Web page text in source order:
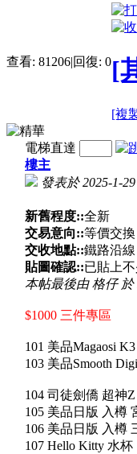
查看: 81206|回復: 0[
[複
電梯直達
樓主
發表於 2025-1-
新舊程度::全新
交易意向::等價交換
交收地點::鐵路沿線
貼圖確認::已貼上
本帖最後由 格仔 於
$1000 三件專區
101 美品Magaosi
103 美品Smooth
104 司徒劍僑 超神
105 美品日版 入樽
106 美品日版 入樽
107 Hello Kitty 水杯